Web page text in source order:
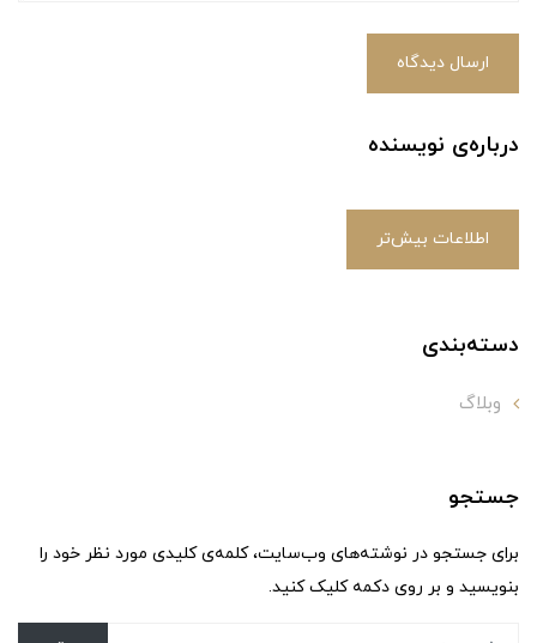
ارسال دیدگاه
درباره‌ی نویسنده
اطلاعات بیش‌تر
دسته‌بندی
وبلاگ
جستجو
برای جستجو در نوشته‌های وب‌سایت، کلمه‌ی کلیدی مورد نظر خود را
بنویسید و بر روی دکمه کلیک کنید.